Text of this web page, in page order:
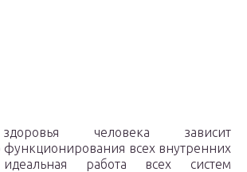
человека зависит
функционирования всех внутренних
работа всех систем